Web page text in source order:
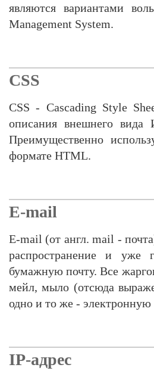
являются вариантами
Management System.
CSS
CSS - Cascading Style
описания внешнего вида
Преимущественно
формате HTML.
E-mail
E-mail (от англ. mail -
распространение и уже
бумажную почту. Все
мейл, мыло (отсюда
одно и то же - электронную
IP-адрес